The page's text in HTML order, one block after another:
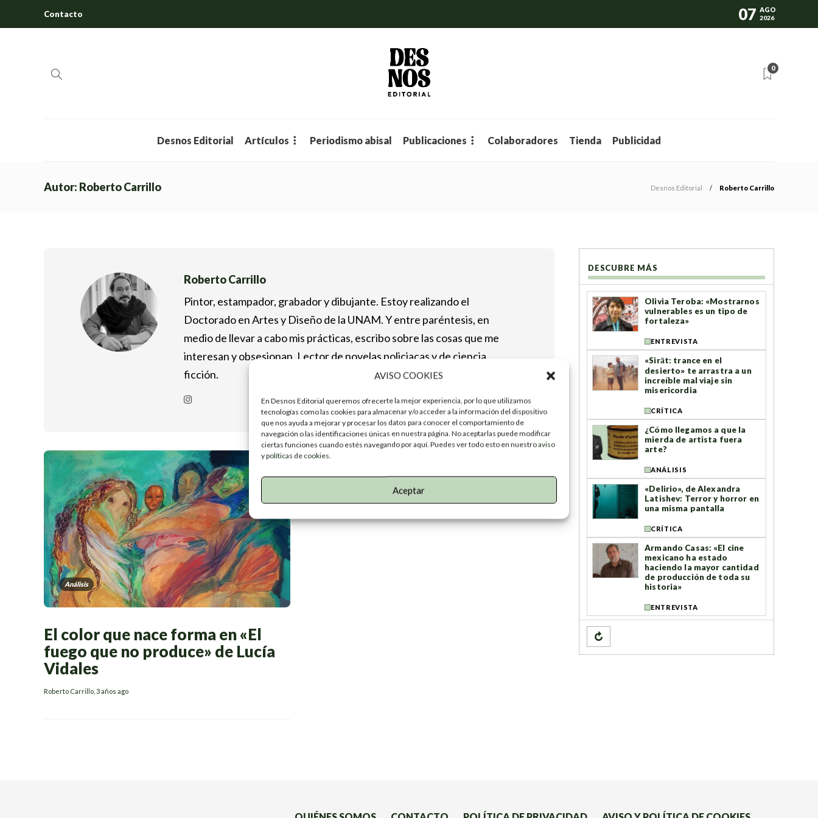
AVISO COOKIES
En Desnos Editorial queremos ofrecerte la mejor experiencia, por lo que utilizamos
tecnologías como las cookies para almacenar y/o acceder a la información del dispositivo
que nos ayuda a mejorar y procesar los datos para conocer el comportamiento de
navegación o las identificaciones únicas en nuestra página. No aceptarlas puede modificar
ciertas funciones cuando estés navegando por aquí. Puedes ver todo esto en nuestroaviso
y políticas de cookies.
Aceptar
Contacto 07 AGO
2026
0
Desnos Editorial Artículos Periodismo abisal Publicaciones Colaboradores Tienda Publicidad
Autor: Roberto Carrillo Desnos Editorial Roberto Carrillo
Roberto Carrillo
Pintor, estampador, grabador y dibujante. Estoy realizando el
Doctorado en Artes y Diseño de la UNAM. Y entre paréntesis, en
medio de llevar a cabo mis prácticas, escribo sobre las cosas que me
interesan y obsesionan. Lector de novelas policiacas y de ciencia
ficción.
Análisis
El color que nace forma en «El
fuego que no produce» de Lucía
Vidales
Roberto Carrillo 3 años ago
DESCUBRE MÁS
Olivia Teroba: «Mostrarnos
vulnerables es un tipo de
fortaleza»
ENTREVISTA
«Sirāt: trance en el
desierto» te arrastra a un
increíble mal viaje sin
misericordia
CRÍTICA
¿Cómo llegamos a que la
mierda de artista fuera
arte?
ANÁLISIS
«Delirio», de Alexandra
Latishev: Terror y horror en
una misma pantalla
CRÍTICA
Armando Casas: «El cine
mexicano ha estado
haciendo la mayor cantidad
de producción de toda su
historia»
ENTREVISTA
↻